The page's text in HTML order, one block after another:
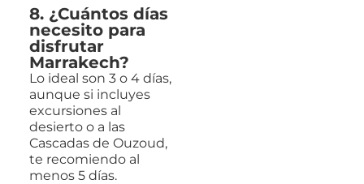
8. ¿Cuántos días
necesito para
disfrutar
Marrakech?
Lo ideal son 3 o 4 días,
aunque si incluyes
excursiones al
desierto o a las
Cascadas de Ouzoud,
te recomiendo al
menos 5 días.